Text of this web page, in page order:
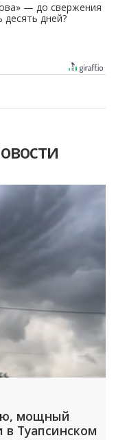
— до свержения
десять дней?
мощный
в Туапсинском